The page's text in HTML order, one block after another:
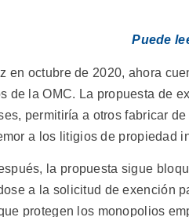
Puede
en octubre de 2020, ahora
de la OMC. La propuesta de
permitiría a otros fabricar
a los litigios de propiedad
la propuesta sigue
a la solicitud de exención
protegen los monopolios